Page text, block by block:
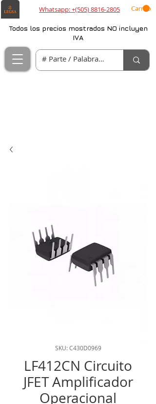
Whatsapp: +(505) 8816-2805 Carrito
Todos los precios mostrados NO incluyen
IVA
SKU: C430D0969
LF412CN Circuito
JFET Amplificador
Operacional